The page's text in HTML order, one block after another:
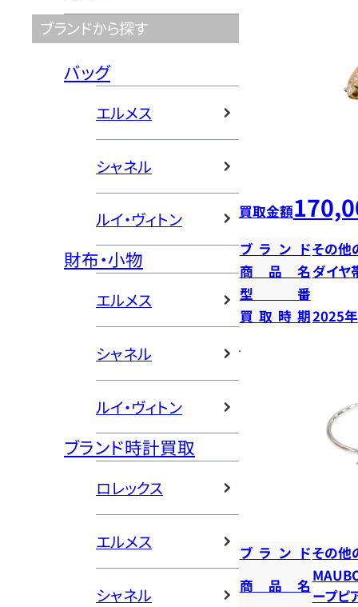
ブランドから探す
バッグ
エルメス
シャネル
ルイ・ヴィトン
財布・小物
エルメス
シャネル
ルイ・ヴィトン
ブランド時計買取
ロレックス
エルメス
シャネル
買取金額
ブランドその他
商品名ダイヤ
型番
買取時期2025
ブランドその他
商品名
ープピ